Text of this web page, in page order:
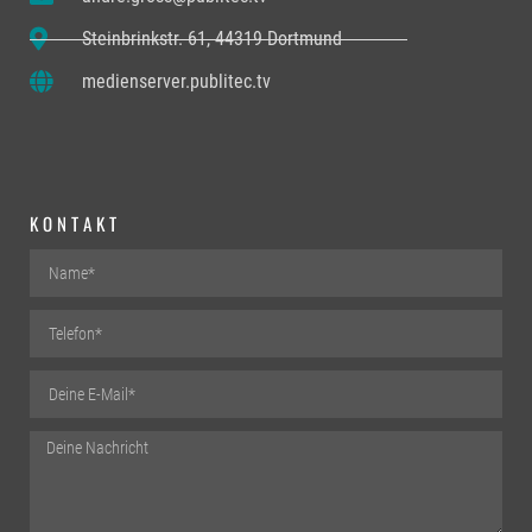
Steinbrinkstr. 61, 44319 Dortmund
medienserver.publitec.tv
KONTAKT